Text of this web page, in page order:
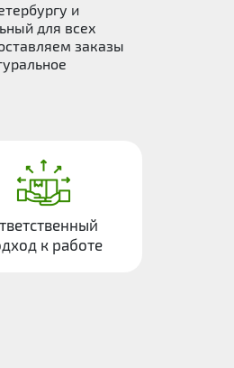
и
для всех
заказы
к работе